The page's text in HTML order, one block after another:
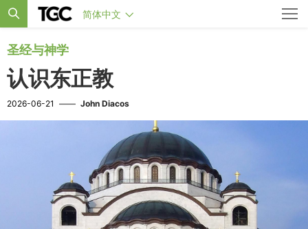
简体中文
圣经与神学
认识东正教
2026-06-21 —— John Diacos